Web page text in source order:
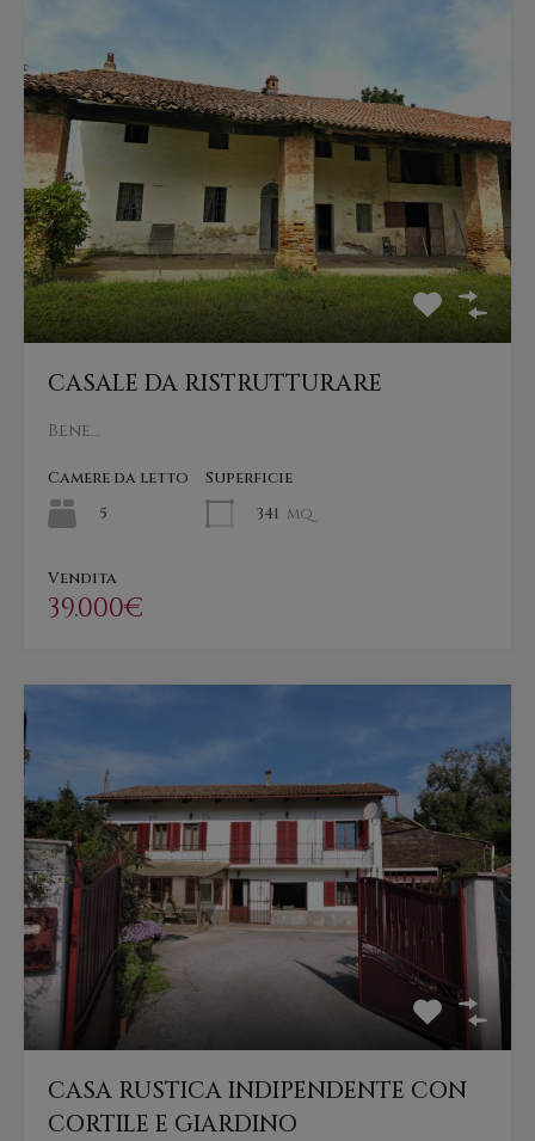
CASALE DA RISTRUTTURARE
Bene…
Camere da letto
5
Superficie
341 mq
Vendita
39.000€
CASA RUSTICA INDIPENDENTE CON
CORTILE E GIARDINO